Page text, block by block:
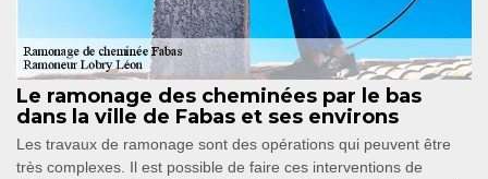
Le ramonage des cheminées par le bas
dans la ville de Fabas et ses environs
Les travaux de ramonage sont des opérations qui peuvent être
très complexes. Il est possible de faire ces interventions de